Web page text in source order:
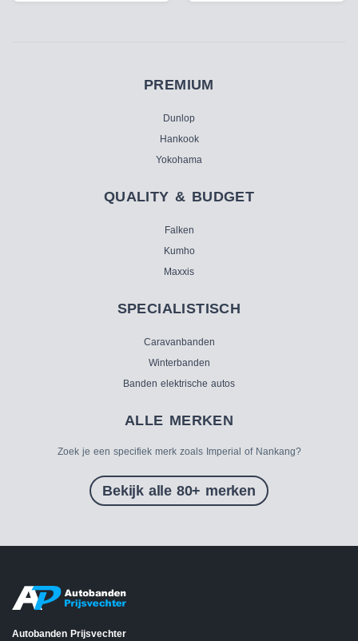
PREMIUM
Dunlop
Hankook
Yokohama
QUALITY & BUDGET
Falken
Kumho
Maxxis
SPECIALISTISCH
Caravanbanden
Winterbanden
Banden elektrische autos
ALLE MERKEN
Zoek je een specifiek merk zoals Imperial of Nankang?
Bekijk alle 80+ merken
Autobanden Prijsvechter